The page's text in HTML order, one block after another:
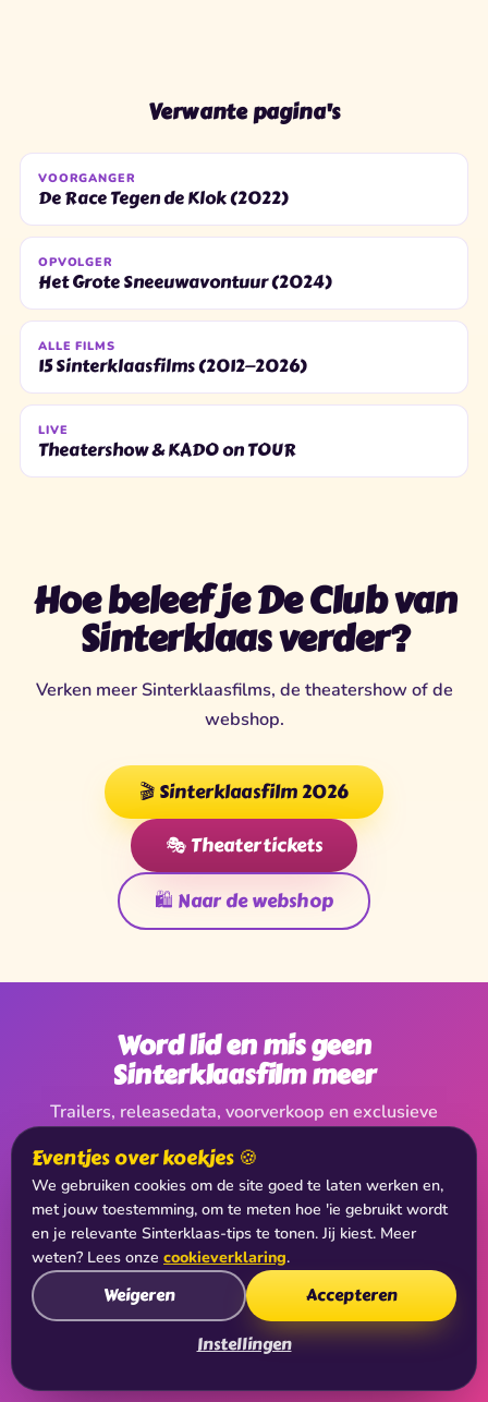
Verwante pagina's
VOORGANGER
De Race Tegen de Klok (2022)
OPVOLGER
Het Grote Sneeuwavontuur (2024)
ALLE FILMS
15 Sinterklaasfilms (2012—2026)
LIVE
Theatershow & KADO on TOUR
Hoe beleef je De Club van
Sinterklaas verder?
Verken meer Sinterklaasfilms, de theatershow of de
webshop.
🎬 Sinterklaasfilm 2026
🎭 Theatertickets
🛍️ Naar de webshop
Word lid en mis geen
Sinterklaasfilm meer
Trailers, releasedata, voorverkoop en exclusieve
eerste.
Word clublid
Eventjes over koekjes 🍪
We gebruiken cookies om de site goed te laten werken en,
met jouw toestemming, om te meten hoe 'ie gebruikt wordt
en je relevante Sinterklaas-tips te tonen. Jij kiest. Meer
weten? Lees onze cookieverklaring.
Instellingen
Weigeren Accepteren